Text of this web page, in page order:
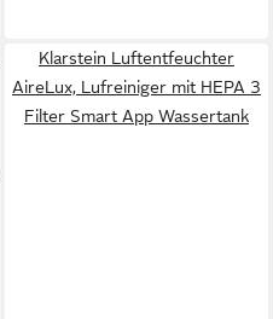
Klarstein Luftentfeuchter
AireLux, Lufreiniger mit HEPA 3
Filter Smart App Wassertank